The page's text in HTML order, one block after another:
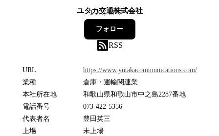
ユタカ交通株式会社
1フォロワー
フォロー
RSS
URL
https://www.yutakacommunications.com/
業種
倉庫・運輸関連業
本社所在地
和歌山県和歌山市中之島2287番地
電話番号
073-422-5356
代表者名
豊田英三
上場
未上場